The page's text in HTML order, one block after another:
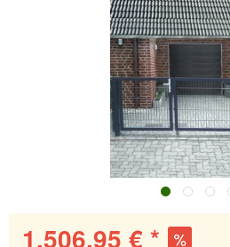
1.506,95 € *